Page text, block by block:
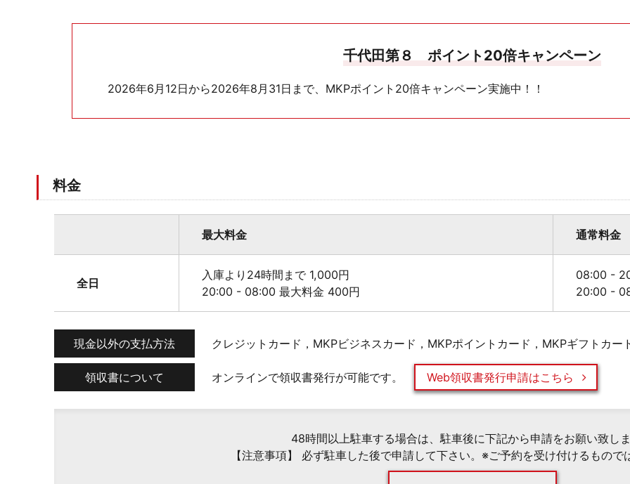
千代田第８ ポイント20倍キャンペーン
2026年6月12日から2026年8月31日まで、MKPポイント20倍キャンペーン実施中！！
料金
最大料金 通常料金
全日
入庫より24時間まで 1,000円
20:00 - 08:00 最大料金 400円
08:00 -
20:00 -
現金以外の支払方法 クレジットカード，MKPビジネスカード，MKPポイントカード，MKPギフトカー
領収書について オンラインで領収書発行が可能です。 Web領収書発行申請はこちら
48時間以上駐車する場合は、駐車後に下記から申請をお願い致し
【注意事項】 必ず駐車した後で申請して下さい。※ご予約を受け付けるもので